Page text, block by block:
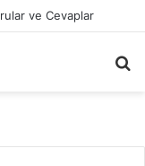
ve Cevaplar